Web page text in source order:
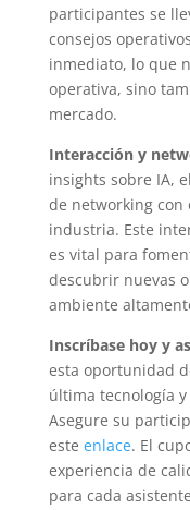
participantes se
consejos
inmediato, lo que
operativa, sino
mercado.
Interacción y
insights sobre IA,
de networking con
industria. Este
es vital para
descubrir nuevas
ambiente
Inscríbase hoy y
esta oportunidad
última tecnología
Asegure su
este enlace. El
experiencia de
para cada